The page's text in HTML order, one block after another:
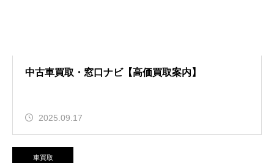
中古車買取・窓口ナビ【高価買取案内】
2025.09.17
車買取